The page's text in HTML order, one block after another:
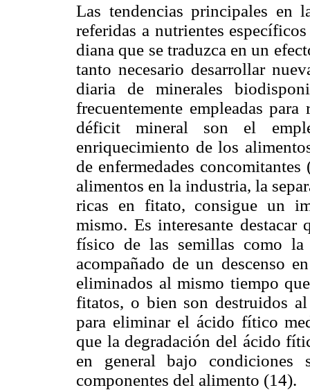
Las tendencias principales en
referidas a nutrientes
diana que se traduzca en un
tanto necesario desarrollar
diaria de minerales
frecuentemente empleadas
déficit mineral son el
enriquecimiento de los
de enfermedades
alimentos en la industria, la
ricas en fitato, consigue un
mismo. Es interesante
físico de las semillas como
acompañado de un descenso
eliminados al mismo tiempo
fitatos, o bien son destruidos al
para eliminar el ácido fítico
que la degradación del ácido
en general bajo
componentes del alimento (14).